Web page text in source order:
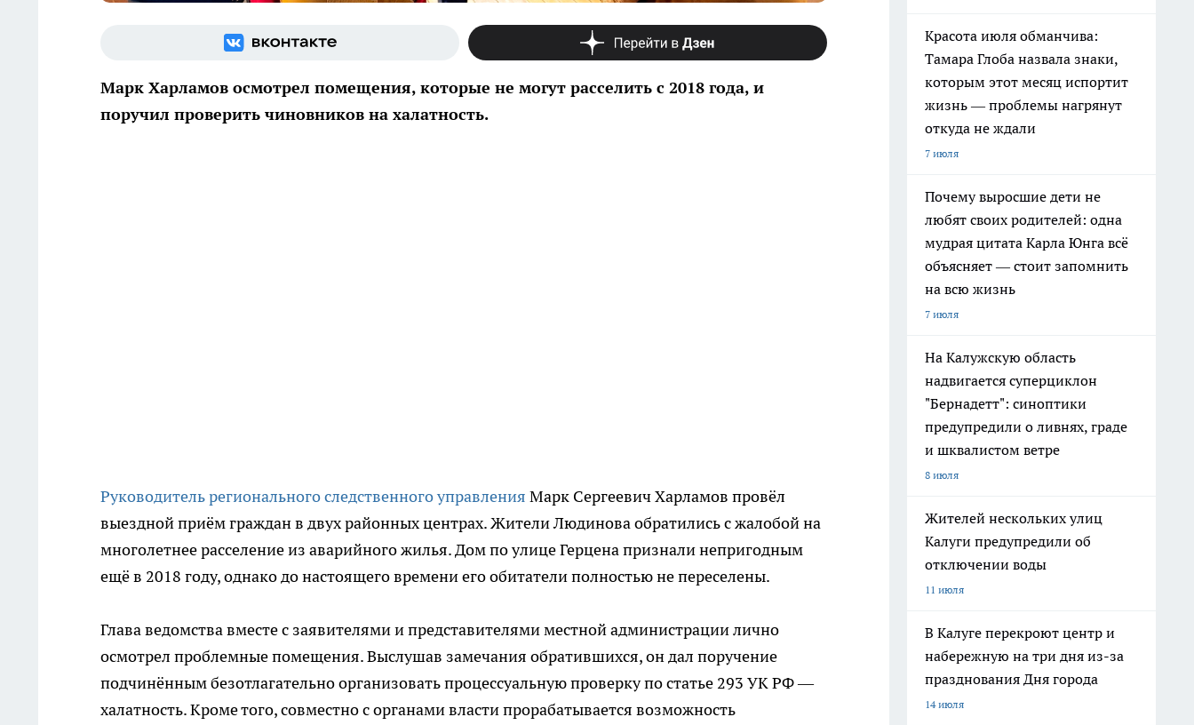
Марк Харламов осмотрел помещения, которые не могут расселить с 2018 года, и
поручил проверить чиновников на халатность.
Руководитель регионального следственного управления Марк Сергеевич Харламов провёл
выездной приём граждан в двух районных центрах. Жители Людинова обратились с жалобой на
многолетнее расселение из аварийного жилья. Дом по улице Герцена признали непригодным
ещё в 2018 году, однако до настоящего времени его обитатели полностью не переселены.
Глава ведомства вместе с заявителями и представителями местной администрации лично
осмотрел проблемные помещения. Выслушав замечания обратившихся, он дал поручение
подчинённым безотлагательно организовать процессуальную проверку по статье 293 УК РФ —
халатность. Кроме того, совместно с органами власти прорабатывается возможность
Красота июля обманчива:
Тамара Глоба назвала знаки,
которым этот месяц испортит
жизнь — проблемы нагрянут
откуда не ждали
7 июля
Почему выросшие дети не
любят своих родителей: одна
мудрая цитата Карла Юнга всё
объясняет — стоит запомнить
на всю жизнь
7 июля
На Калужскую область
надвигается суперциклон
"Бернадетт": синоптики
предупредили о ливнях, граде
и шквалистом ветре
8 июля
Жителей нескольких улиц
Калуги предупредили об
отключении воды
11 июля
В Калуге перекроют центр и
набережную на три дня из-за
празднования Дня города
14 июля